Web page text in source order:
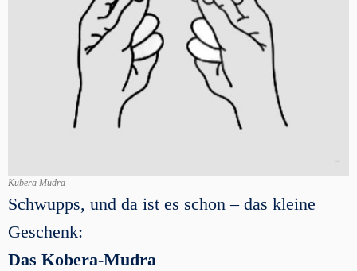
Kubera Mudra
Schwupps, und da ist es schon – das kleine
Geschenk:
Das Kobera-Mudra